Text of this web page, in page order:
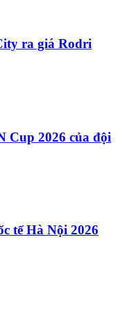
ra giá Rodri
Cup 2026 của đội
tế Hà Nội 2026